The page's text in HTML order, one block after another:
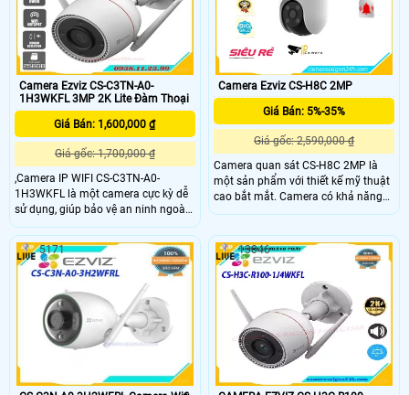
chống nước IP65, giúp hoạt động
bền bỉ dưới mọi điều kiện thời tiết
Camera Ezviz CS-C3TN-A0-
1H3WKFL 3MP 2K Lite Đàm Thoại
Giá Bán: 1,600,000 ₫
Giá gốc: 1,700,000 ₫
,Camera IP WIFI CS-C3TN-A0-
1H3WKFL là một camera cực kỳ dễ
sử dụng, giúp bảo vệ an ninh ngoài
trời bằng hiệu suất mạnh mẽ.
Camera chạy ổn định về cơ bản
camera này có thể được lắp đặt ở
bất kỳ đâu gần nhà bạn•Cảm biến
Camera Ezviz CS-H8C 2MP
Giá Bán: 5%-35%
Giá gốc: 2,590,000 ₫
Camera quan sát CS-H8C 2MP là
một sản phẩm với thiết kế mỹ thuật
cao bắt mắt. Camera có khả năng
xoay 360 độ, mang lại hình ảnh sắc
Được trang bị công nghệ IP Wifi,
camera có khả năng xử lý hình sáng
đẹp
5171 13046